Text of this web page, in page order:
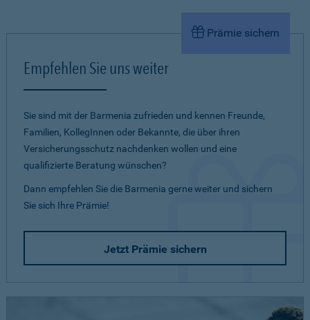
Prämie sichern
Empfehlen Sie uns weiter
Sie sind mit der Barmenia zufrieden und kennen Freunde,
Familien, KollegInnen oder Bekannte, die über ihren
Versicherungsschutz nachdenken wollen und eine
qualifizierte Beratung wünschen?
Dann empfehlen Sie die Barmenia gerne weiter und sichern
Sie sich Ihre Prämie!
Jetzt Prämie sichern